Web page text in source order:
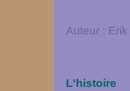
Auteur :
L'histoire